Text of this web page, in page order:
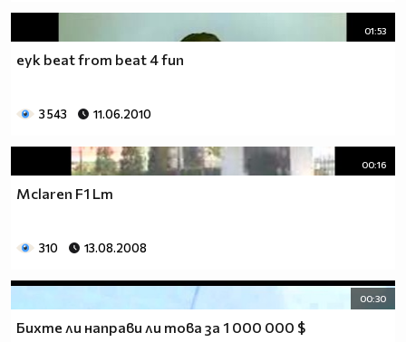
01:53
eyk beat from beat 4 fun
3 543 11.06.2010
00:16
Mclaren F1 Lm
310 13.08.2008
00:30
Бихте ли направи ли това за 1 000 000 $